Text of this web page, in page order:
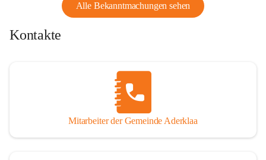
Alle Bekanntmachungen sehen
Kontakte
Mitarbeiter der Gemeinde Aderklaa